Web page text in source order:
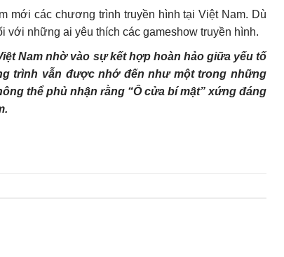
mới các chương trình truyền hình tại Việt Nam. Dù
với những ai yêu thích các gameshow truyền hình.
Nam nhờ vào sự kết hợp hoàn hảo giữa yếu tố
trình vẫn được nhớ đến như một trong những
thể phủ nhận rằng “Ô cửa bí mật” xứng đáng